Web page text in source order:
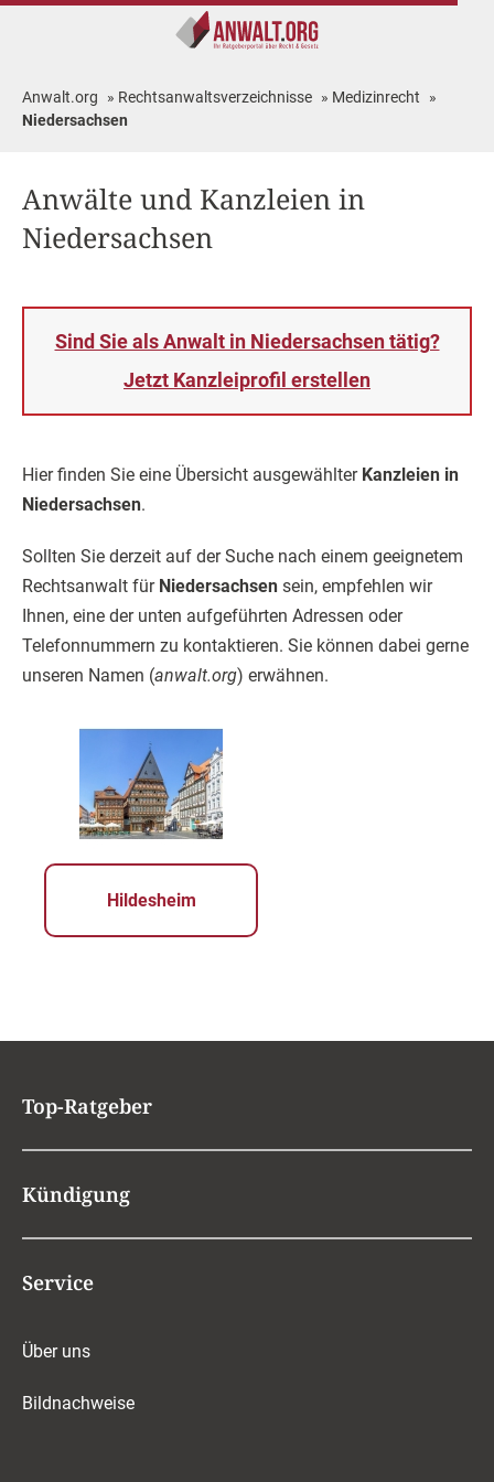
Anwälte und Kanzleien in
Niedersachsen
Anwalt.org » Rechtsanwaltsverzeichnisse » Medizinrecht
»
Niedersachsen
Sind Sie als Anwalt in Niedersachsen tätig?
Jetzt Kanzleiprofil erstellen
Hier finden Sie eine Übersicht ausgewählter Kanzleien in
Niedersachsen.
Sollten Sie derzeit auf der Suche nach einem geeignetem
Rechtsanwalt für Niedersachsen sein, empfehlen wir
Ihnen, eine der unten aufgeführten Adressen oder
Telefonnummern zu kontaktieren. Sie können dabei gerne
unseren Namen (anwalt.org) erwähnen.
Hildesheim
Top-Ratgeber
Kündigung
Service
Über uns
Bildnachweise